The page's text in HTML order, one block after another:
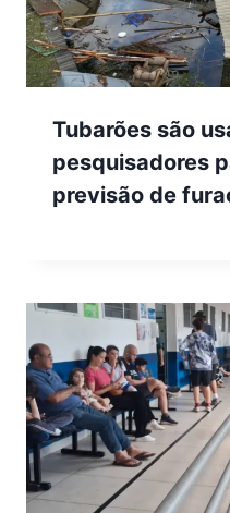
Tubarões são
pesquisadores
previsão de